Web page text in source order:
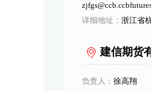
详细地址： 浙江省
建信期货
负责人： 徐高翔